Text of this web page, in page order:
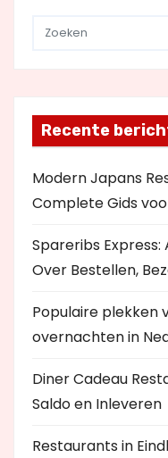
Recente
Modern Japans
Complete Gids
Spareribs
Over Bestellen,
Populaire plekken
overnachten in
Diner Cadeau
Saldo en Inleveren
Restaurants in